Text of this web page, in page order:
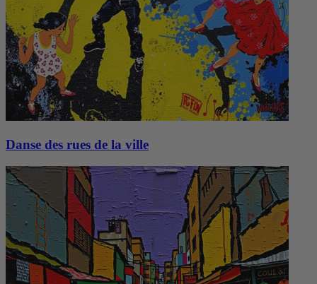
Danse des rues de la ville